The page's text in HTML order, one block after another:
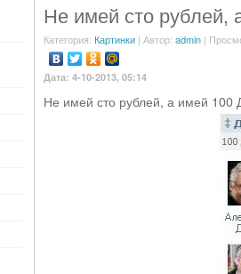
Не имей сто рублей,
Категория: Картинки | Автор: admin |
Дата: 4-10-2013, 05:14
Не имей сто рублей, а имей 100